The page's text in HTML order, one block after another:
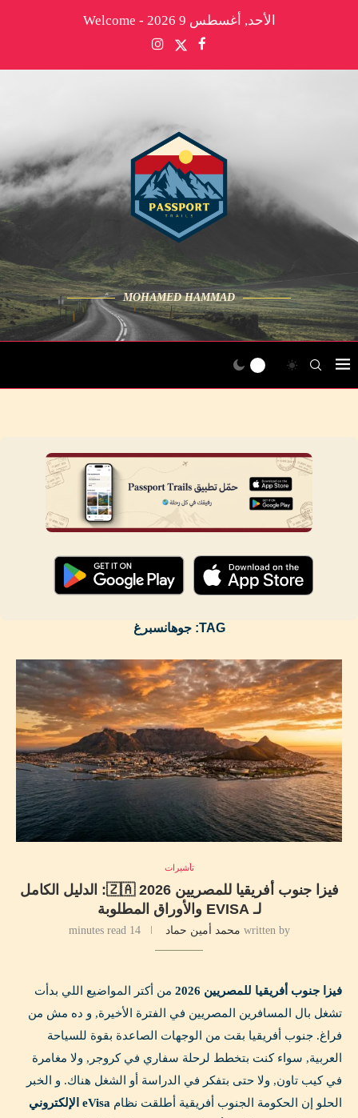
الأحد, أغسطس 9 2026 - Welcome
MOHAMED HAMMAD
TAG: جوهانسبرغ
تأشيرات
فيزا جنوب أفريقيا للمصريين 2026 🇿🇦: الدليل الكامل
لـ EVISA والأوراق المطلوبة
written by محمد أمين حماد 14 minutes read
فيزا جنوب أفريقيا للمصريين 2026
من أكتر المواضيع اللي بدأت
تشغل بال المسافرين المصريين في الفترة الأخيرة, و ده مش من
فراغ. جنوب أفريقيا بقت من الوجهات الصاعدة بقوة للسياحة
العربية, سواء كنت بتخطط لرحلة سفاري في كروجر, ولا مغامرة
في كيب تاون, ولا حتى بتفكر في الدراسة أو الشغل هناك. و الخبر
الحلو إن الحكومة الجنوب أفريقية أطلقت نظام eVisa الإلكتروني